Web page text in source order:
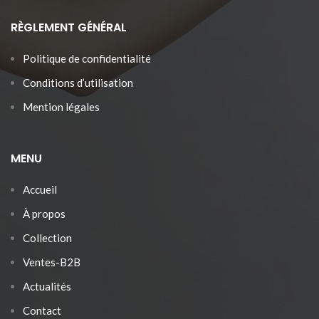
RÈGLEMENT GÉNÉRAL
Politique de confidentialité
Conditions d’utilisation
Mention légales
MENU
Accueil
À propos
Collection
Ventes-B2B
Actualités
Contact